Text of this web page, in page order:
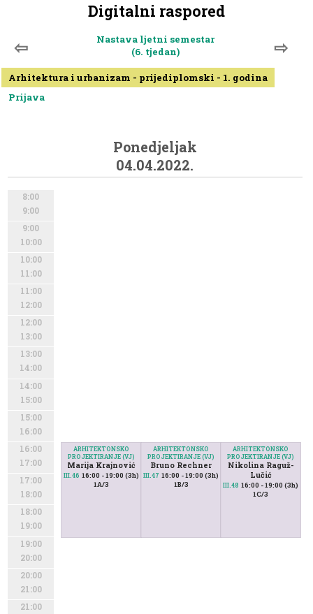
Digitalni raspored
⇦
Nastava ljetni semestar
(6. tjedan)
⇨
Arhitektura i urbanizam - prijediplomski - 1. godina
Prijava
Ponedjeljak
04.04.2022.
8:00
9:00
9:00
10:00
10:00
11:00
11:00
12:00
12:00
13:00
13:00
14:00
14:00
15:00
15:00
16:00
16:00
17:00
17:00
18:00
18:00
19:00
19:00
20:00
20:00
21:00
21:00
ARHITEKTONSKO
PROJEKTIRANJE (VJ)
Marija Krajnović
III.46 16:00 - 19:00 (3h)
1A/3
ARHITEKTONSKO
PROJEKTIRANJE (VJ)
Bruno Rechner
III.47 16:00 - 19:00 (3h)
1B/3
ARHITEKTONSKO
PROJEKTIRANJE (VJ)
Nikolina Raguž-
Lučić
III.48 16:00 - 19:00 (3h)
1C/3